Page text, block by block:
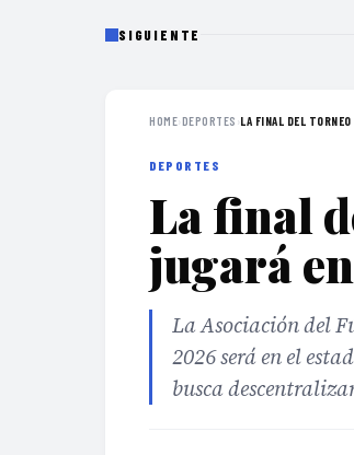
SIGUIENTE
HOME›DEPORTES ›LA FINAL DEL
DEPORTES
La final
jugará
La Asociación del
2026 será en el
busca